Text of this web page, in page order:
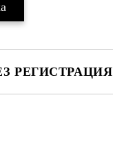
РЕГИСТРАЦИЯ